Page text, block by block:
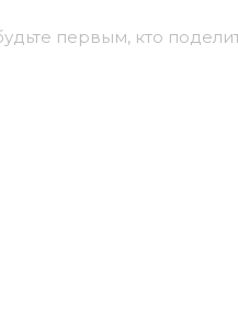
первым, кто